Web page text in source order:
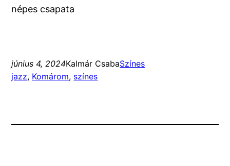
népes csapata
június 4, 2024Kalmár CsabaSzínes
jazz, Komárom, színes